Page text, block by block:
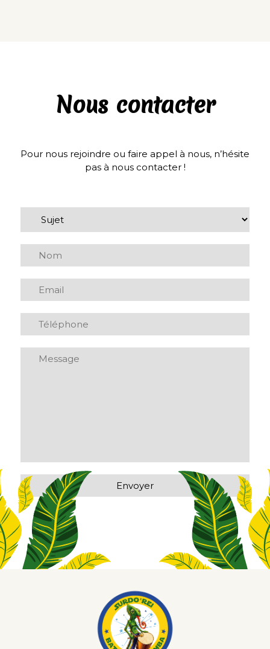
Nous contacter
Pour nous rejoindre ou faire appel à nous, n’hésite
pas à nous contacter !